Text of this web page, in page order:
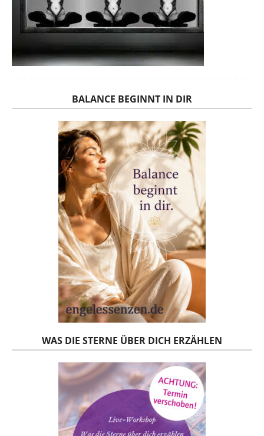
BALANCE BEGINNT IN DIR
WAS DIE STERNE ÜBER DICH ERZÄHLEN